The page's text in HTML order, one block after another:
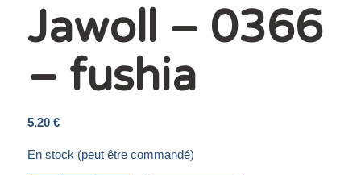
Jawoll – 0366
– fushia
5.20 €
En stock (peut être commandé)